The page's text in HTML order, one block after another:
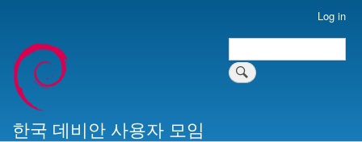
account
menu
Log in
Search
한국 데비안 사용자 모임